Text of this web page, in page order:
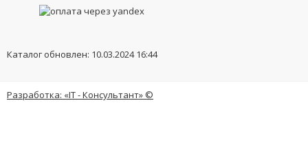
Каталог обновлен: 10.03.2024 16:44
Разработка: «IT - Консультант» ©